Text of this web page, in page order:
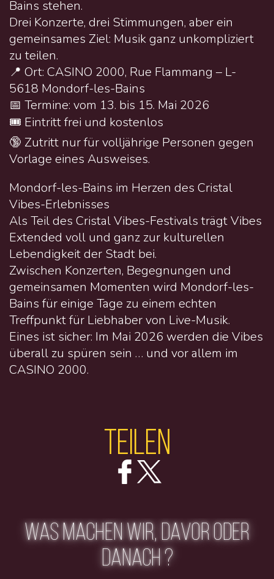
Bains stehen.
Drei Konzerte, drei Stimmungen, aber ein
gemeinsames Ziel: Musik ganz unkompliziert
zu teilen.
📍 Ort: CASINO 2000, Rue Flammang – L-
5618 Mondorf-les-Bains
📅 Termine: vom 13. bis 15. Mai 2026
🎟️ Eintritt frei und kostenlos
🔞 Zutritt nur für volljährige Personen gegen
Vorlage eines Ausweises.
Mondorf-les-Bains im Herzen des Cristal
Vibes-Erlebnisses
Als Teil des Cristal Vibes-Festivals trägt Vibes
Extended voll und ganz zur kulturellen
Lebendigkeit der Stadt bei.
Zwischen Konzerten, Begegnungen und
gemeinsamen Momenten wird Mondorf-les-
Bains für einige Tage zu einem echten
Treffpunkt für Liebhaber von Live-Musik.
Eines ist sicher: Im Mai 2026 werden die Vibes
überall zu spüren sein … und vor allem im
CASINO 2000.
Teilen
WAS MACHEN WIR, DAVOR ODER
DANACH ?